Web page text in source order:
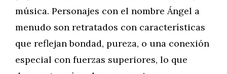
música. Personajes con el nombre Ángel a
menudo son retratados con características
que reflejan bondad, pureza, o una conexión
especial con fuerzas superiores, lo que